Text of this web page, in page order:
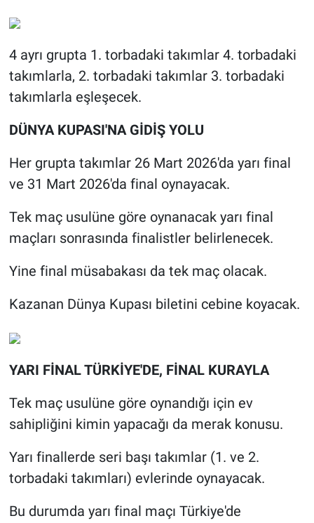
4 ayrı grupta 1. torbadaki takımlar 4. torbadaki
takımlarla, 2. torbadaki takımlar 3. torbadaki
takımlarla eşleşecek.
DÜNYA KUPASI'NA GİDİŞ YOLU
Her grupta takımlar 26 Mart 2026'da yarı final
ve 31 Mart 2026'da final oynayacak.
Tek maç usulüne göre oynanacak yarı final
maçları sonrasında finalistler belirlenecek.
Yine final müsabakası da tek maç olacak.
Kazanan Dünya Kupası biletini cebine koyacak.
YARI FİNAL TÜRKİYE'DE, FİNAL KURAYLA
Tek maç usulüne göre oynandığı için ev
sahipliğini kimin yapacağı da merak konusu.
Yarı finallerde seri başı takımlar (1. ve 2.
torbadaki takımları) evlerinde oynayacak.
Bu durumda yarı final maçı Türkiye'de